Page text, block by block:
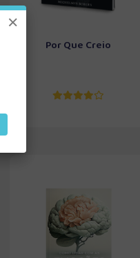
Por Que Creio
×